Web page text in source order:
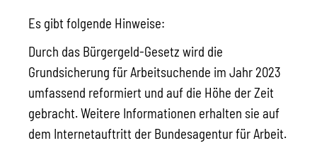
Es gibt folgende Hinweise:
Durch das Bürgergeld-Gesetz wird die
Grundsicherung für Arbeitsuchende im Jahr 2023
umfassend reformiert und auf die Höhe der Zeit
gebracht. Weitere Informationen erhalten sie auf
dem Internetauftritt der Bundesagentur für Arbeit.